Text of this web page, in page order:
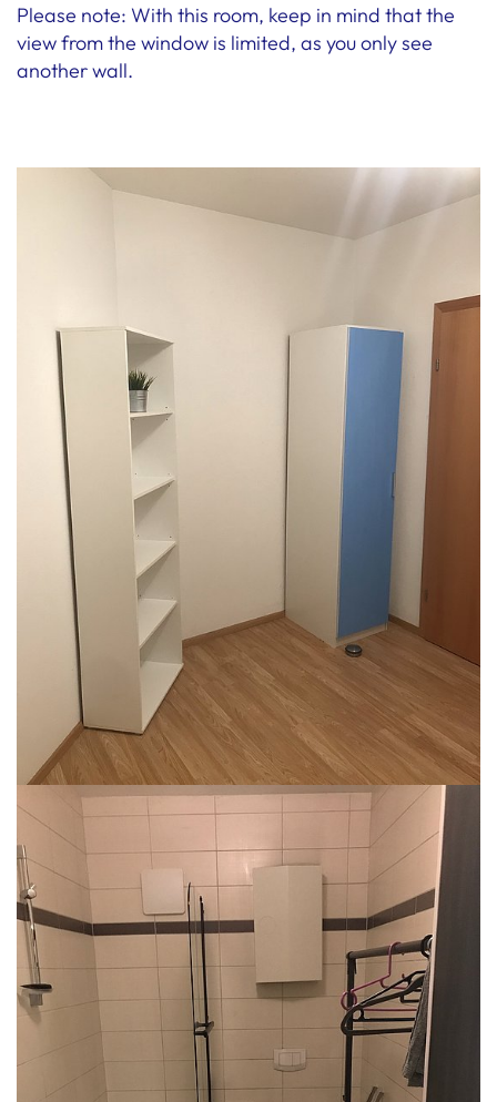
Please note: With this room, keep in mind that the
view from the window is limited, as you only see
another wall.